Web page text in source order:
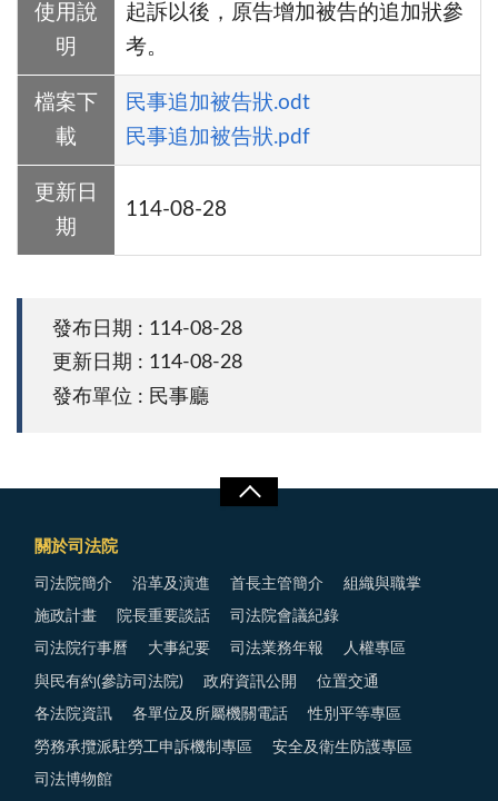
使用說
明
起訴以後，原告增加被告的追加狀參
考。
檔案下
載
民事追加被告狀.odt
民事追加被告狀.pdf
更新日
期
114-08-28
發布日期 : 114-08-28
更新日期 : 114-08-28
發布單位 : 民事廳
關於司法院
司法院簡介 沿革及演進 首長主管簡介 組織與職掌
施政計畫 院長重要談話 司法院會議紀錄
司法院行事曆 大事紀要 司法業務年報 人權專區
與民有約(參訪司法院) 政府資訊公開 位置交通
各法院資訊 各單位及所屬機關電話 性別平等專區
勞務承攬派駐勞工申訴機制專區 安全及衛生防護專區
司法博物館